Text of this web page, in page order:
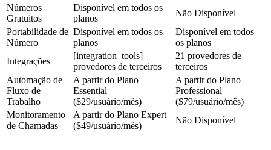
Números
Gratuitos
Disponível em todos os
planos
Não Disponível
Portabilidade de
Número
Disponível em todos os
planos
Disponível em todos
os planos
Integrações
[integration_tools]
provedores de terceiros
21 provedores de
terceiros
Automação de
Fluxo de
Trabalho
A partir do Plano
Essential
($29/usuário/mês)
A partir do Plano
Professional
($79/usuário/mês)
Monitoramento
de Chamadas
A partir do Plano Expert
($49/usuário/mês)
Não Disponível